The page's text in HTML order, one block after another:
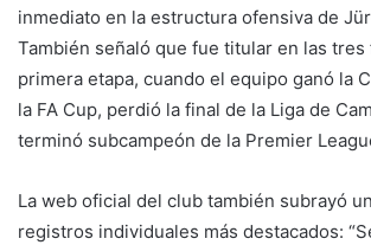
inmediato en la estructura ofensiva de
También señaló que fue titular en las tres
primera etapa, cuando el equipo ganó la
la FA Cup, perdió la final de la Liga de
terminó subcampeón de la Premier
La web oficial del club también subrayó
registros individuales más destacados: